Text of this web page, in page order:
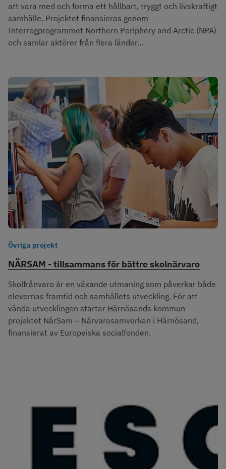
att vara med och forma ett hållbart, tryggt och livskraftigt
samhälle. Projektet finansieras genom
Interregprogrammet Northern Periphery and Arctic (NPA)
och samlar aktörer från flera länder...
Övriga projekt
NÄRSAM - tillsammans för bättre skolnärvaro
Skolfrånvaro är en växande utmaning som påverkar både
elevernas framtid och samhällets utveckling. För att
vända utvecklingen startar Härnösands kommun
projektet NärSam – Närvarosamverkan i Härnösand,
finansierat av Europeiska socialfonden.